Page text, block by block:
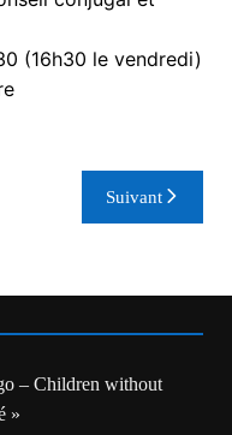
(16h30 le vendredi)
Suivant
– Children without
»